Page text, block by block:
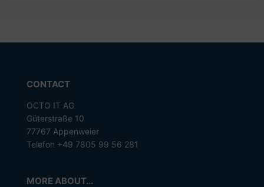
CONTACT
OCTO IT AG
Güterstraße 10
77767 Appenweier
Telefon +49 7805 99 56 281
MORE ABOUT...